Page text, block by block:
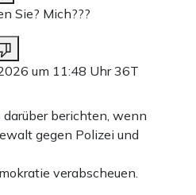
Sie? Mich???
um 11:48 Uhr36T
darüber berichten, wenn
gegen Polizei und
verabscheuen.